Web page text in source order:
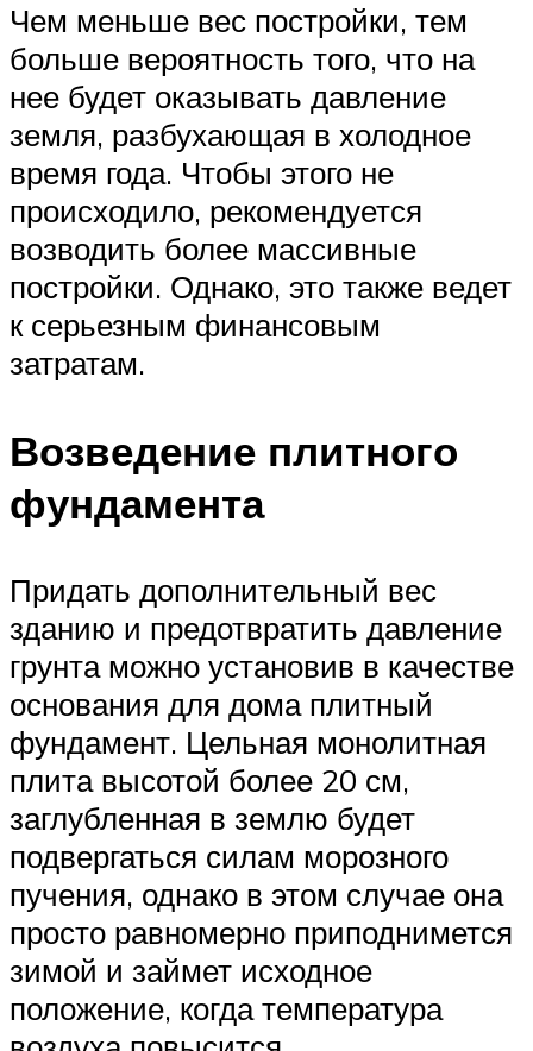
Чем меньше вес постройки, тем
больше вероятность того, что на
нее будет оказывать давление
земля, разбухающая в холодное
время года. Чтобы этого не
происходило, рекомендуется
возводить более массивные
постройки. Однако, это также ведет
к серьезным финансовым
затратам.
Возведение плитного
фундамента
Придать дополнительный вес
зданию и предотвратить давление
грунта можно установив в качестве
основания для дома плитный
фундамент. Цельная монолитная
плита высотой более 20 см,
заглубленная в землю будет
подвергаться силам морозного
пучения, однако в этом случае она
просто равномерно приподнимется
зимой и займет исходное
положение, когда температура